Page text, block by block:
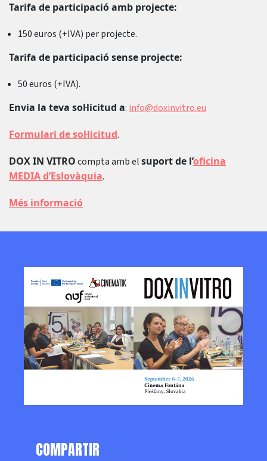
Tarifa de participació amb projecte:
150 euros (+IVA) per projecte.
Tarifa de participació sense projecte:
50 euros (+IVA).
Envia la teva sol·licitud a: info@doxinvitro.eu
Formulari de sol·licitud.
DOX IN VITROcompta amb elsuport de l’oficina
MEDIA d’Eslovàquia.
Més informació
COMPARTIR